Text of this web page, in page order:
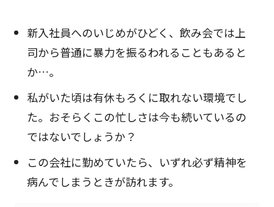
新入社員へのいじめがひどく、飲み会では上
司から普通に暴力を振るわれることもあると
か…。
私がいた頃は有休もろくに取れない環境でし
た。おそらくこの忙しさは今も続いているの
ではないでしょうか？
この会社に勤めていたら、いずれ必ず精神を
病んでしまうときが訪れます。